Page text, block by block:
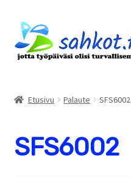
Siirry
navigointiin
Siirry
sisältöön
Oma tili
Uusimmat artikkelit
Etusivu Palaute SFS6002
SFS6002